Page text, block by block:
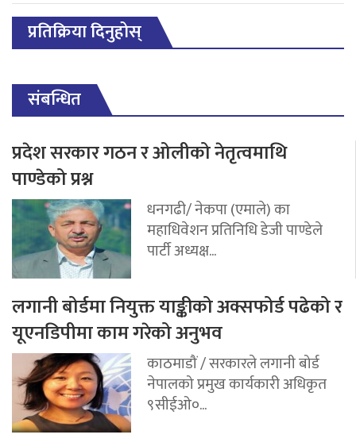
प्रतिक्रिया दिनुहोस्
संबन्धित
प्रदेश सरकार गठन र ओलीको नेतृत्वमाथि
पाण्डेको प्रश्न
धनगढी/ नेकपा (एमाले) का
महाधिवेशन प्रतिनिधि डेजी पाण्डेले
पार्टी अध्यक्ष...
लगानी बोर्डमा नियुक्त याङ्कीको अक्सफोर्ड पढेको र
यूएनडिपीमा काम गरेको अनुभव
काठमाडौं / सरकारले लगानी बोर्ड
नेपालको प्रमुख कार्यकारी अधिकृत
९सीईओ०...